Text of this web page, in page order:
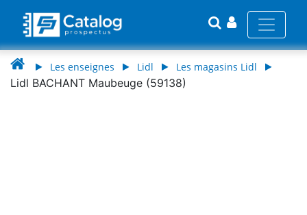
Les enseignes Lidl Les magasins Lidl
Lidl BACHANT Maubeuge (59138)